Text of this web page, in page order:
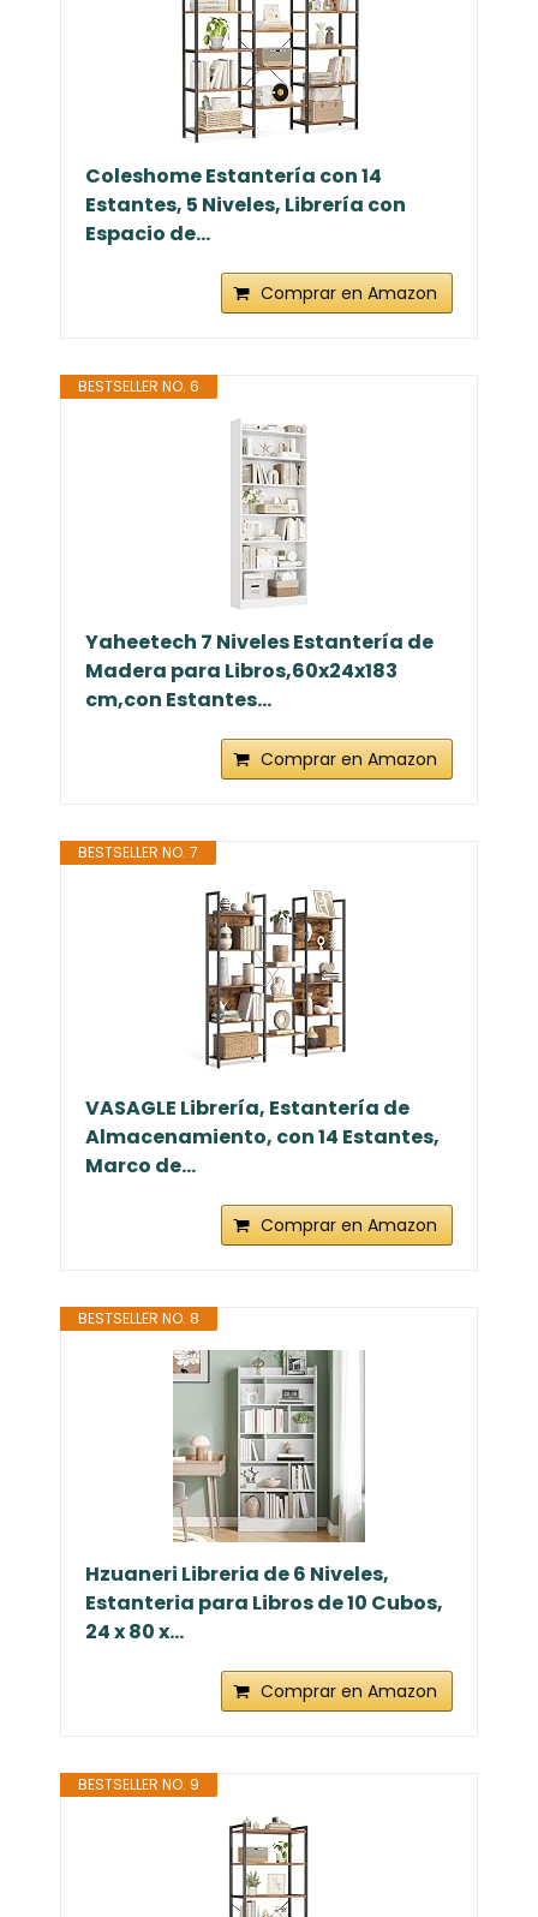
Coleshome Estantería con 14
Estantes, 5 Niveles, Librería con
Espacio de...
Comprar en Amazon
BESTSELLER NO. 6
Yaheetech 7 Niveles Estantería de
Madera para Libros,60x24x183
cm,con Estantes...
Comprar en Amazon
BESTSELLER NO. 7
VASAGLE Librería, Estantería de
Almacenamiento, con 14 Estantes,
Marco de...
Comprar en Amazon
BESTSELLER NO. 8
Hzuaneri Libreria de 6 Niveles,
Estanteria para Libros de 10 Cubos,
24 x 80 x...
Comprar en Amazon
BESTSELLER NO. 9